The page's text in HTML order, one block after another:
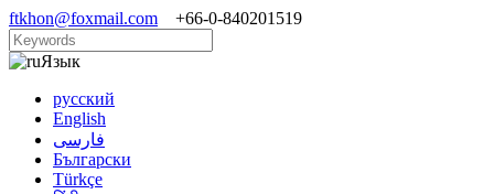
ftkhon@foxmail.com +66-0-840201519
Язык
русский
English
فارسی
Български
Türkçe